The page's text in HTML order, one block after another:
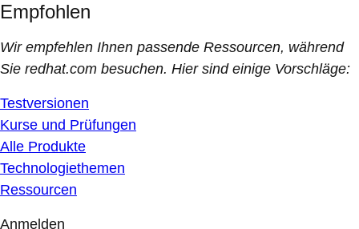
Empfohlen
Wir empfehlen Ihnen passende Ressourcen, während
Sie redhat.com besuchen. Hier sind einige Vorschläge:
Testversionen
Kurse und Prüfungen
Alle Produkte
Technologiethemen
Ressourcen
Anmelden